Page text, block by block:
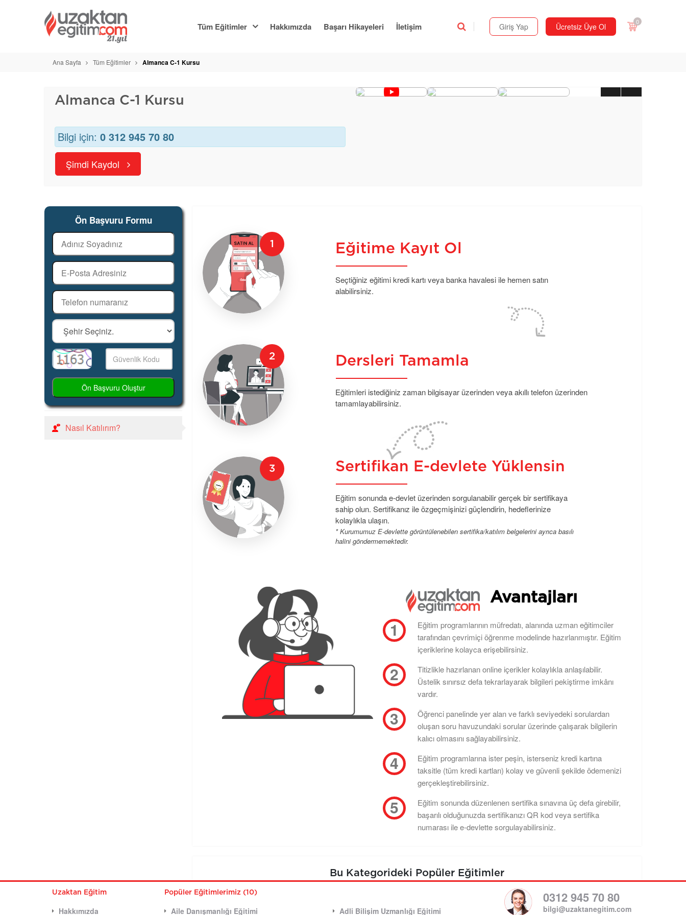
Tüm Eğitimler Hakkımızda Başarı Hikayeleri İletişim Giriş Yap Ücretsiz Üye Ol 0
Ana Sayfa Tüm Eğitimler Almanca C-1 Kursu
Almanca C-1 Kursu
Bilgi için: 0 312 945 70 80
Şimdi Kaydol
Ön Başvuru Formu
Ön Başvuru Oluştur
Nasıl Katılırım?
Eğitime Kayıt Ol
Seçtiğiniz eğitimi kredi kartı veya banka havalesi ile hemen satın
alabilirsiniz.
Dersleri Tamamla
Eğitimleri istediğiniz zaman bilgisayar üzerinden veya akıllı telefon üzerinden
tamamlayabilirsiniz.
Sertifikan E-devlete Yüklensin
Eğitim sonunda e-devlet üzerinden sorgulanabilir gerçek bir sertifikaya
sahip olun. Sertifikanız ile özgeçmişinizi güçlendirin, hedeflerinize
kolaylıkla ulaşın.
* Kurumumuz E-devlette görüntülenebilen sertifika/katılım belgelerini ayrıca basılı
halini göndermemektedir.
Avantajları
Eğitim programlarının müfredatı, alanında uzman eğitimciler
tarafından çevrimiçi öğrenme modelinde hazırlanmıştır. Eğitim
içeriklerine kolayca erişebilirsiniz.
Titizlikle hazırlanan online içerikler kolaylıkla anlaşılabilir.
Üstelik sınırsız defa tekrarlayarak bilgileri pekiştirme imkânı
vardır.
Öğrenci panelinde yer alan ve farklı seviyedeki sorulardan
oluşan soru havuzundaki sorular üzerinde çalışarak bilgilerin
kalıcı olmasını sağlayabilirsiniz.
Eğitim programlarına ister peşin, isterseniz kredi kartına
taksitle (tüm kredi kartları) kolay ve güvenli şekilde ödemenizi
gerçekleştirebilirsiniz.
Eğitim sonunda düzenlenen sertifika sınavına üç defa girebilir,
başarılı olduğunuzda sertifikanızı QR kod veya sertifika
numarası ile e-devlette sorgulayabilirsiniz.
Bu Kategorideki Popüler Eğitimler
Uzaktan Eğitim
Hakkımızda
Popüler Eğitimlerimiz (10)
Aile Danışmanlığı Eğitimi Adli Bilişim Uzmanlığı Eğitimi
0312 945 70 80
bilgi@uzaktanegitim.com